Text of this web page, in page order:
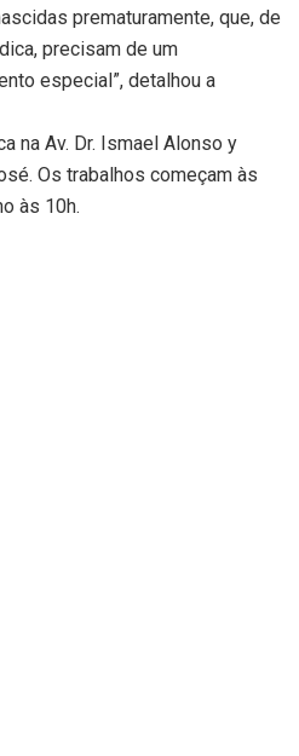
prematuramente, que, de
precisam de um
especial”, detalhou a
na Av. Dr. Ismael Alonso y
Os trabalhos começam às
às 10h.